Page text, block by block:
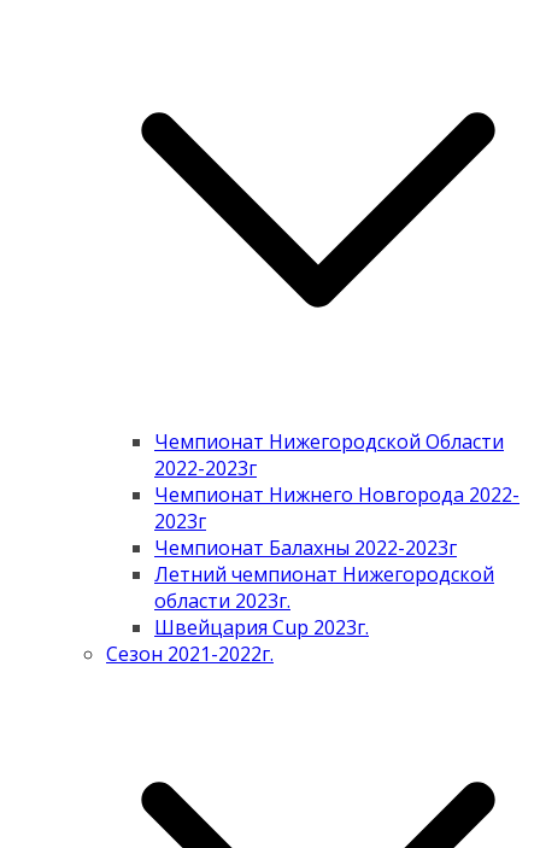
Чемпионат Нижегородской Области
2022-2023г
Чемпионат Нижнего Новгорода 2022-
2023г
Чемпионат Балахны 2022-2023г
Летний чемпионат Нижегородской
области 2023г.
Швейцария Cup 2023г.
Сезон 2021-2022г.